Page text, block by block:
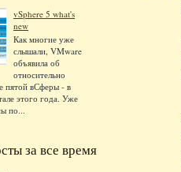
vSphere 5 what's
new
Как многие уже
слышали, VMware
объявила об
относительно
пятой вСферы - в
этого года. Уже
по...
за все время